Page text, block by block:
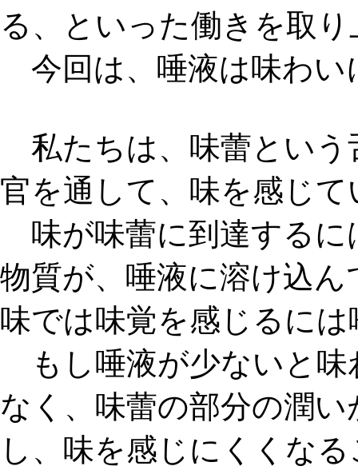
る 、といった働きを取
今回は、唾液は味わい
私たちは、味蕾という
官を通して、味を感じて
味が味蕾に到達するに
物質が、唾液に溶け込
味では味覚を感じるに
もし唾液が少ないと味
なく、味蕾の部分の潤
し、 味を感じにくくな